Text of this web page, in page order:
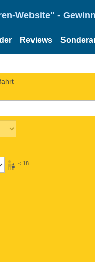
Website" -
Reviews
< 18